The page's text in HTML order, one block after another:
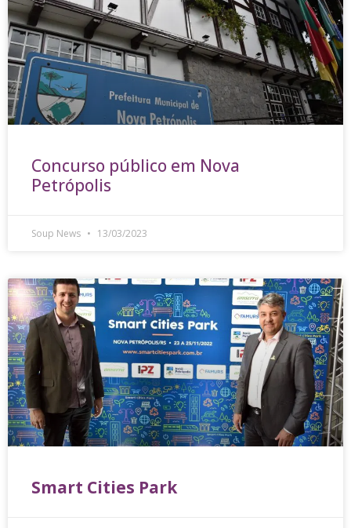
Concurso público em Nova
Petrópolis
Soup News 13/03/2023
Smart Cities Park